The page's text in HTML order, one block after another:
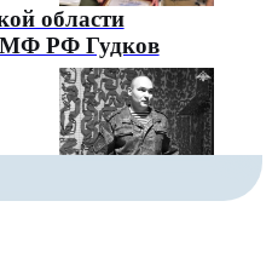
области
РФ Гудков